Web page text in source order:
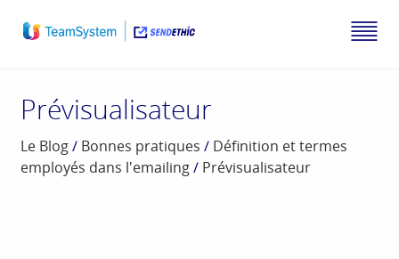
Prévisualisateur
Le Blog/ Bonnes pratiques / Définition et termes
employés dans l'emailing/ Prévisualisateur